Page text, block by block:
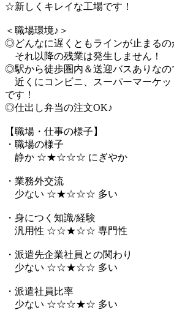
☆新しくキレイな工場です！
＜職場環境♪＞
◎どんなに遅くともラインが止まるの
それ以降の残業は発生しません！
◎駅から徒歩圏内＆送迎バスありな
近くにコンビニ、スーパーマーケッ
です！
◎仕出し弁当の注文OK♪
【職場・仕事の様子】
・職場の様子
静か ☆★☆☆☆ にぎやか
・業務外交流
少ない ☆★☆☆☆ 多い
・身につく知識/経験
汎用性 ☆☆★☆☆ 専門性
・派遣先企業社員との関わり
少ない ☆☆★☆☆ 多い
・派遣社員比率
少ない ☆☆☆★☆ 多い